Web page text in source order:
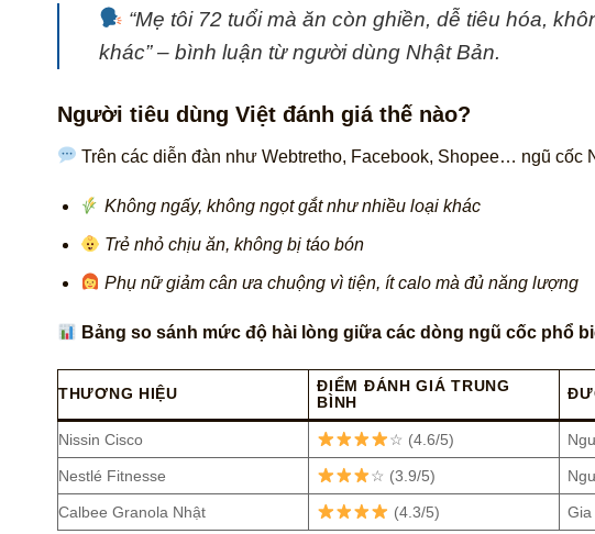
“Mẹ tôi 72 tuổi mà ăn còn ghiền, dễ tiêu hóa,
khác”– bình luận từ người dùng Nhật Bản.
Người tiêu dùng Việt đánh giá thế nào?
Trên các diễn đàn như Webtretho, Facebook, Shopee… ngũ
Không ngấy, không ngọt gắt như nhiều loại khác
Trẻ nhỏ chịu ăn, không bị táo bón
Phụ nữ giảm cân ưa chuộng vì tiện, ít calo mà đủ năng lượng
Bảng so sánh mức độ hài lòng giữa các dòng ngũ cốc phổ
THƯƠNG HIỆU
ĐIỂM ĐÁNH GIÁ TRUNG
BÌNH
Nissin Cisco ☆ (4.6/5)
Nestlé Fitnesse ☆ (3.9/5)
Calbee Granola Nhật (4.3/5)